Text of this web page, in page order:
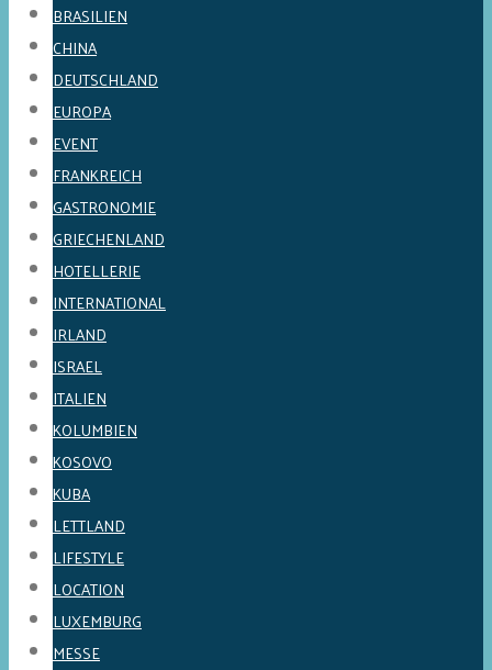
BRASILIEN
CHINA
DEUTSCHLAND
EUROPA
EVENT
FRANKREICH
GASTRONOMIE
GRIECHENLAND
HOTELLERIE
INTERNATIONAL
IRLAND
ISRAEL
ITALIEN
KOLUMBIEN
KOSOVO
KUBA
LETTLAND
LIFESTYLE
LOCATION
LUXEMBURG
MESSE